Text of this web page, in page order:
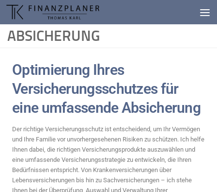
springenZum Inhalt springen
ABSICHERUNG
Optimierung Ihres
Versicherungsschutzes für
eine umfassende Absicherung
Der richtige Versicherungsschutz ist entscheidend, um Ihr Vermögen
und Ihre Familie vor unvorhergesehenen Risiken zu schützen. Ich helfe
Ihnen dabei, die richtigen Versicherungsprodukte auszuwählen und
eine umfassende Versicherungsstrategie zu entwickeln, die Ihren
Bedürfnissen entspricht. Von Krankenversicherungen über
Lebensversicherungen bis hin zu Sachversicherungen – ich stehe
Ihnen bei der Überprüfung, Auswahl und Verwaltung Ihrer